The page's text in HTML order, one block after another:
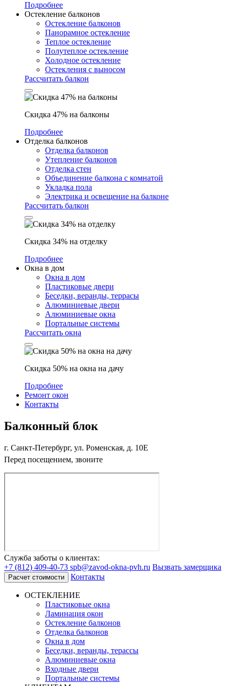
Подробнее
Остекление балконов
Остекление балконов
Панорамное остекление
Теплое остекление
Полутеплое остекление
Холодное остекление
Остекления с выносом
Рассчитать балкон
Скидка 47% на балконы
Подробнее
Отделка балконов
Отделка балконов
Утепление балконов
Отделка стен
Объединение балкона с комнатой
Укладка пола
Электрика и освещение на балконе
Рассчитать балкон
Скидка 34% на отделку
Подробнее
Окна в дом
Окна в дом
Пластиковые двери
Беседки, веранды, террасы
Алюминиевые двери
Алюминиевые окна
Портальные системы
Рассчитать окна
Скидка 50% на окна на дачу
Подробнее
Ремонт окон
Контакты
Балконный блок
г. Санкт-Петербург, ул. Роменская, д. 10Е
Перед посещением, звоните
Служба заботы о клиентах:
+7 (812) 409-40-73 spb@zavod-okna-pvh.ru Вызвать замерщика
Расчет стоимости Контакты
ОСТЕКЛЕНИЕ
Пластиковые окна
Ламинация окон
Остекление балконов
Отделка балконов
Окна в дом
Беседки, веранды, терассы
Алюминиевые окна
Входные двери
Портальные системы